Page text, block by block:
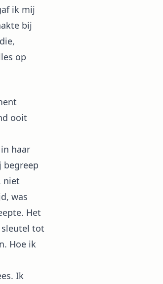
ik mij
bij
op
ooit
haar
begreep
niet
was
Het
sleutel tot
Hoe ik
Ik